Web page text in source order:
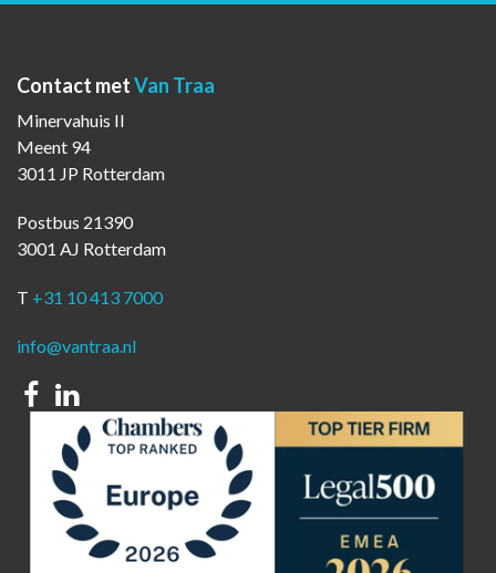
Contact metVan Traa
Minervahuis II
Meent 94
3011 JP Rotterdam
Postbus 21390
3001 AJ Rotterdam
T +31 10 413 7000
info@vantraa.nl
Facebook
Linkedin